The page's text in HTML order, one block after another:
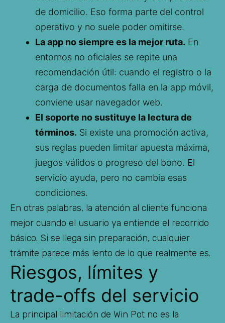
de domicilio. Eso forma parte del control
operativo y no suele poder omitirse.
La app no siempre es la mejor ruta. En
entornos no oficiales se repite una
recomendación útil: cuando el registro o la
carga de documentos falla en la app móvil,
conviene usar navegador web.
El soporte no sustituye la lectura de
términos. Si existe una promoción activa,
sus reglas pueden limitar apuesta máxima,
juegos válidos o progreso del bono. El
servicio ayuda, pero no cambia esas
condiciones.
En otras palabras, la atención al cliente funciona
mejor cuando el usuario ya entiende el recorrido
básico. Si se llega sin preparación, cualquier
trámite parece más lento de lo que realmente es.
Riesgos, límites y
trade-offs del servicio
La principal limitación de Win Pot no es la